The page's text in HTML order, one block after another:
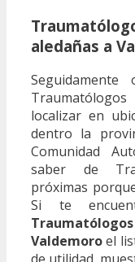
aledañas a
localizar en
dentro la
Comunidad
saber de
próximas
Si te
Valdemoroel